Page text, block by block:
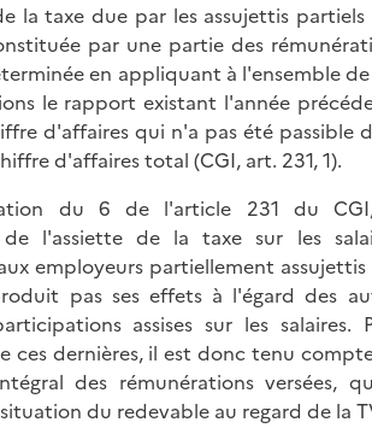
la taxe due par les assujettis partiels
par une partie des
en appliquant à l'ensemble
le rapport existant l'année
d'affaires qui n'a pas été passible
d'affaires total (CGI, art. 231, 1).
du 6 de l'article 231 du
l'assiette de la taxe sur les
employeurs partiellement assujettis
pas ses effets à l'égard des
assises sur les salaires.
ces dernières, il est donc tenu
des rémunérations versées,
du redevable au regard de la